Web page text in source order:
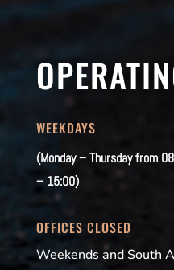
WEEKDAYS
(Monday – Thursday from
– 15:00)
OFFICES CLOSED
Weekends and South